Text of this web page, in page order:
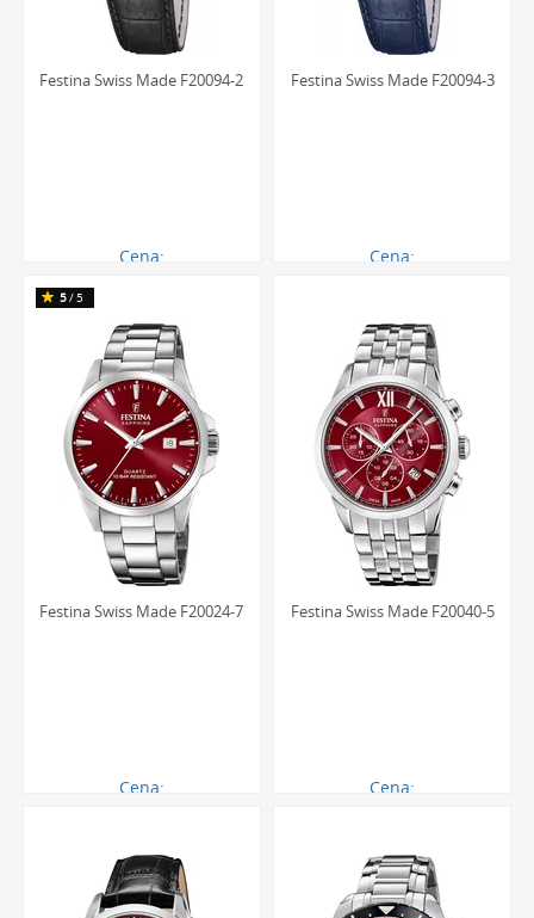
Festina Swiss Made F20094-2
Cena:
Festina Swiss Made F20094-3
Cena:
Festina Swiss Made F20024-7
Cena:
5/5
Festina Swiss Made F20040-5
Cena: